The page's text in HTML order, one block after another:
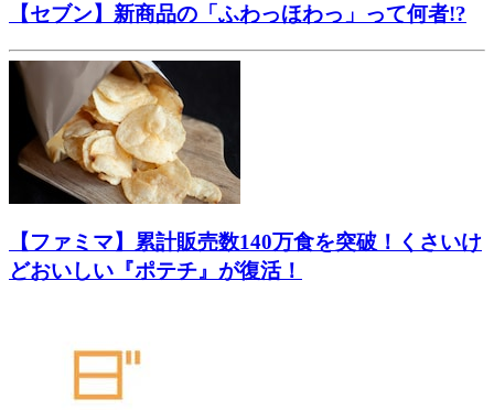
【セブン】新商品の「ふわっほわっ」って何者!?
【ファミマ】累計販売数140万食を突破！くさいけ
どおいしい『ポテチ』が復活！